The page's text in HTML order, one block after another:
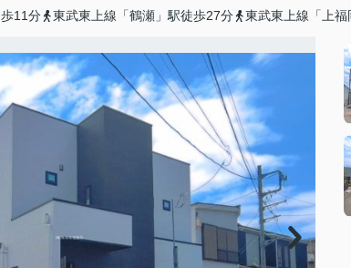
11分
東武東上線「鶴瀬」駅徒歩27分 東武東上線「上